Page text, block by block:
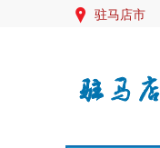
 驻马店市